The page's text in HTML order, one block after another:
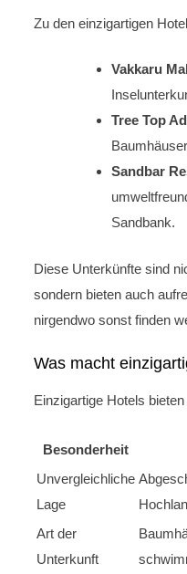
Zu den einzigartigen
Vakkaru
Tree Top
Sandbar
Sandbank.
Diese Unterkünfte sind
sondern bieten auch
nirgendwo sonst finden
Was macht
Einzigartige Hotels bieten
Besonderheit
Unvergleichliche
Lage
Art der
Unterkunft